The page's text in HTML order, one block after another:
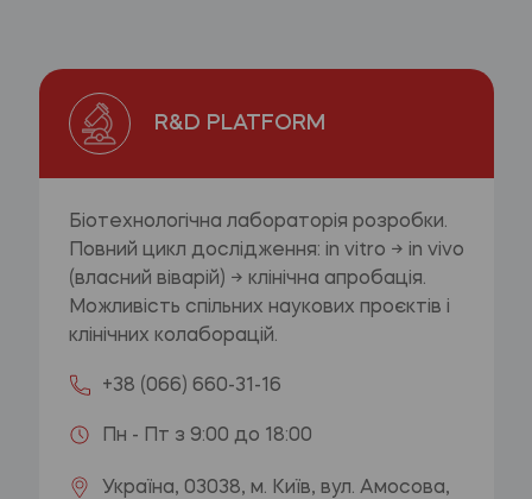
R&D PLATFORM
Біотехнологічна лабораторія розробки.
Повний цикл дослідження: in vitro → in vivo
(власний віварій) → клінічна апробація.
Можливість спільних наукових проєктів і
клінічних колаборацій.
+38 (066) 660-31-16
Пн - Пт з 9:00 до 18:00
Україна, 03038, м. Київ, вул. Амосова,